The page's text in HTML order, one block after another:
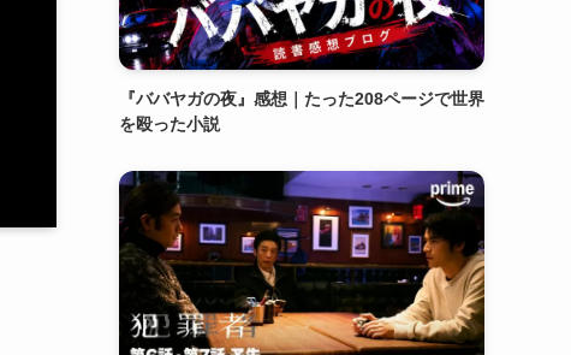
『ババヤガの夜』感想｜たった208ページで世界
を殴った小説